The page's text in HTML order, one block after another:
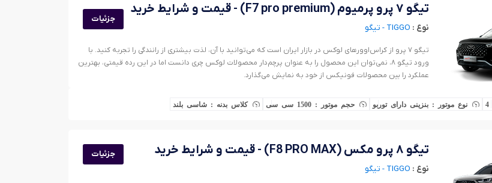
جزئیات
تیگو ۷ پرو پرمیوم (F7 pro premium) - قیمت و شرایط خرید
نوع : TIGGO - تیگو
تیگو ۷ پرو از کراس‌اوور‌های لوکس در بازار ایران است که می‌توانید با آن، لذت بیشتری از رانندگی را تجربه کنید. با
ورود تیگو ۸، نمی‌توان این محصول را به عنوان پرچم‌دار محصولات لوکس چری دانست اما در این رده قیمتی، بهترین
عملکرد را بین محصولات فونیکس از خود به نمایش می‌گذارد.
نوع موتور : بنزینی دارای توربو حجم موتور : 1500 سی سی کلاس بدنه : شاسی بلند
جزئیات تیگو ۸ پرو مکس (F8 PRO MAX) - قیمت و شرایط خرید
نوع : TIGGO - تیگو